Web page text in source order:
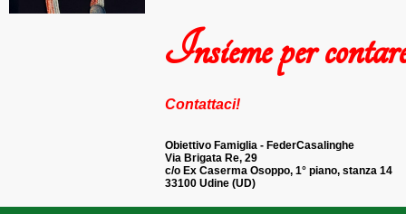
Insieme per
Contattaci!
Obiettivo Famiglia - FederCasalinghe
Via Brigata Re, 29
c/o Ex Caserma Osoppo, 1° piano, stanza 14
33100 Udine (UD)